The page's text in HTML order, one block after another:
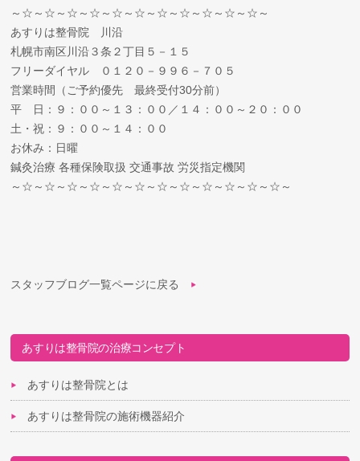
～☆～☆～☆～☆～☆～☆～☆～☆～☆～☆～☆～
あすりは整骨院 川沿
札幌市南区川沿３条２丁目５－１５
フリーダイヤル ０１２０－９９６－７０５
営業時間（ご予約優先 最終受付30分前）
平 日：９：００～１３：００／１４：００～２０：００
土・祝：９：００～１４：００
お休み：日曜
鍼灸治療 各種保険取扱 交通事故 労災指定機関
～☆～☆～☆～☆～☆～☆～☆～☆～☆～☆～☆～☆～
スタッフブログ一覧ページに戻る
あすりは整骨院の治療コンセプト
あすりは整骨院とは
あすりは整骨院の施術機器紹介